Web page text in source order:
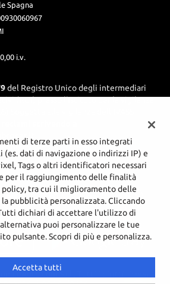
Spagna
i.v.
del Registro Unico degli intermediari
(RUI) presso l’Istituto per la vigilanza
Soggetta alla vigilanza dell'IVASS
scrivendo a
possibile consultare gli estremi
S.r.l., Tutti i diritti riservati -
di terze parti in esso integrati
dati di navigazione o indirizzi IP) e
Tags o altri identificatori necessari
per il raggiungimento delle finalità
tra cui il miglioramento delle
pubblicità personalizzata. Cliccando
dichiari di accettare l'utilizzo di
puoi personalizzare le tue
pulsante. Scopri di più e personalizza.
Accetta tutti